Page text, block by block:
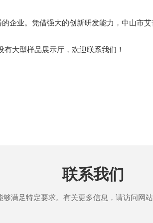
企业。凭借强大的创新研发能力，中山市
大型样品展示厅，欢迎联系我们！
联系我们
满足特定要求。有关更多信息，请访问网